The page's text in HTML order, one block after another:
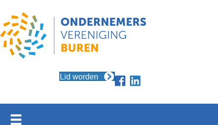
Lid worden